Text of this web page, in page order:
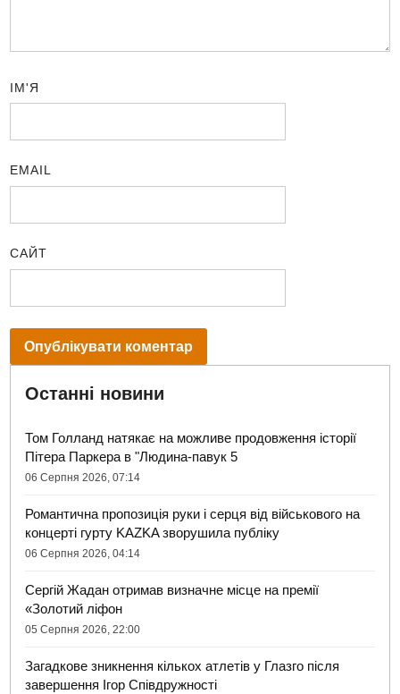
ІМ'Я
EMAIL
САЙТ
Останні новини
Том Голланд натякає на можливе продовження історії
Пітера Паркера в "Людина-павук 5
06 Серпня 2026, 07:14
Романтична пропозиція руки і серця від військового на
концерті гурту KAZKA зворушила публіку
06 Серпня 2026, 04:14
Сергій Жадан отримав визначне місце на премії
«Золотий ліфон
05 Серпня 2026, 22:00
Загадкове зникнення кількох атлетів у Глазго після
завершення Ігор Співдружності